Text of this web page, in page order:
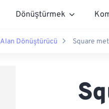
Dönüştürmek
Alan Dönüştürücü Square